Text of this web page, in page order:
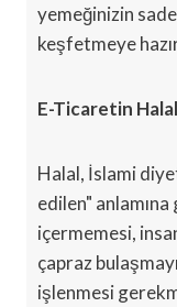
yemeğinizin
keşfetmeye
E-Ticaretin
Halal, İslami
edilen" anlamına
içermemesi,
çapraz
işlenmesi